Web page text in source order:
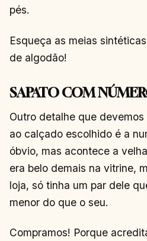
pés.
Esqueça as meias
de algodão!
SAPATO COM
Outro detalhe que
ao calçado escolhido é a
óbvio, mas acontece a
era belo demais na vitrine,
loja, só tinha um par dele
menor do que o seu.
Compramos! Porque